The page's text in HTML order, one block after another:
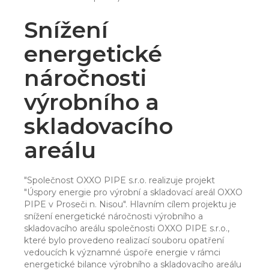
Snížení
energetické
náročnosti
výrobního a
skladovacího
areálu
"Společnost OXXO PIPE s.r.o. realizuje projekt
"Úspory energie pro výrobní a skladovací areál OXXO
PIPE v Proseči n. Nisou". Hlavním cílem projektu je
snížení energetické náročnosti výrobního a
skladovacího areálu společnosti OXXO PIPE s.r.o.,
které bylo provedeno realizací souboru opatření
vedoucích k významné úspoře energie v rámci
energetické bilance výrobního a skladovacího areálu